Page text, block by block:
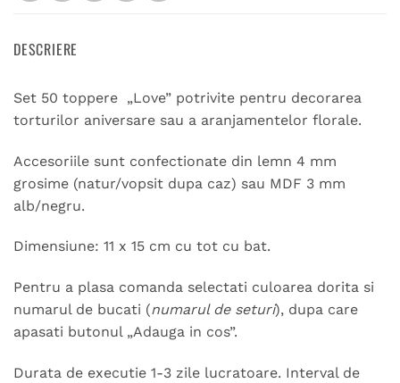
DESCRIERE
Set 50 toppere „Love” potrivite pentru decorarea
torturilor aniversare sau a aranjamentelor florale.
Accesoriile sunt confectionate din lemn 4 mm
grosime (natur/vopsit dupa caz) sau MDF 3 mm
alb/negru.
Dimensiune: 11 x 15 cm cu tot cu bat.
Pentru a plasa comanda selectati culoarea dorita si
numarul de bucati (numarul de seturi), dupa care
apasati butonul „Adauga in cos”.
Durata de executie 1-3 zile lucratoare. Interval de